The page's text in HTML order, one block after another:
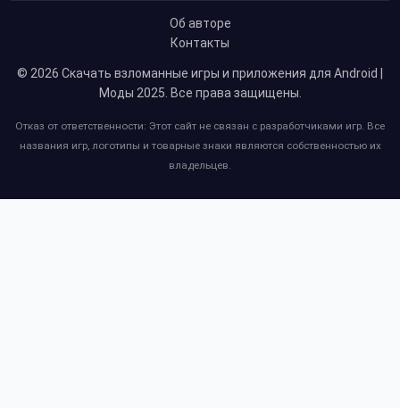
Об авторе
Контакты
© 2026 Скачать взломанные игры и приложения для Android |
Моды 2025. Все права защищены.
Отказ от ответственности: Этот сайт не связан с разработчиками игр. Все
названия игр, логотипы и товарные знаки являются собственностью их
владельцев.